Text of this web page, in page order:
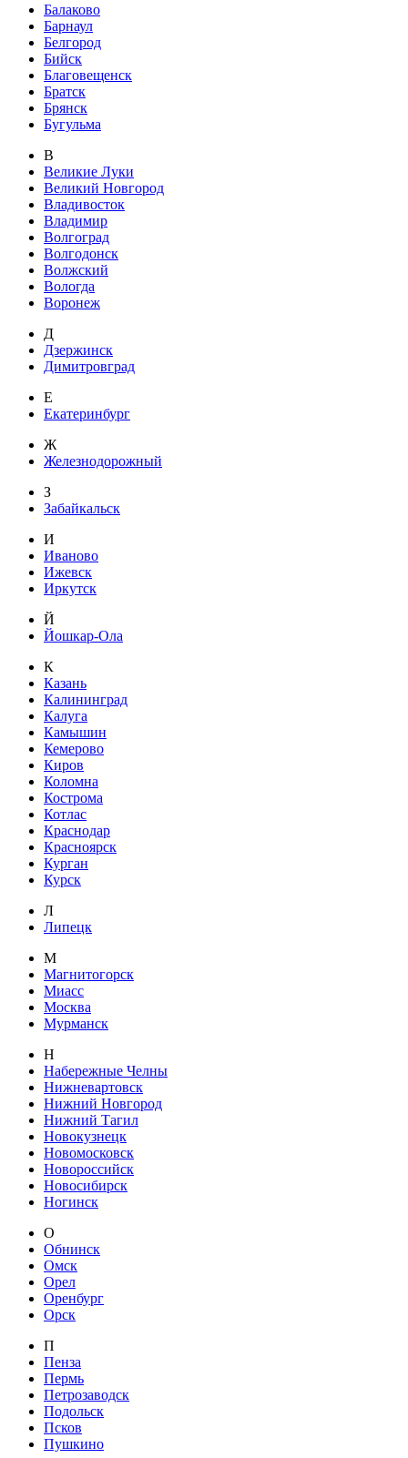
Балаково
Барнаул
Белгород
Бийск
Благовещенск
Братск
Брянск
Бугульма
В
Великие Луки
Великий Новгород
Владивосток
Владимир
Волгоград
Волгодонск
Волжский
Вологда
Воронеж
Д
Дзержинск
Димитровград
Е
Екатеринбург
Ж
Железнодорожный
З
Забайкальск
И
Иваново
Ижевск
Иркутск
Й
Йошкар-Ола
К
Казань
Калининград
Калуга
Камышин
Кемерово
Киров
Коломна
Кострома
Котлас
Краснодар
Красноярск
Курган
Курск
Л
Липецк
М
Магнитогорск
Миасс
Москва
Мурманск
Н
Набережные Челны
Нижневартовск
Нижний Новгород
Нижний Тагил
Новокузнецк
Новомосковск
Новороссийск
Новосибирск
Ногинск
О
Обнинск
Омск
Орел
Оренбург
Орск
П
Пенза
Пермь
Петрозаводск
Подольск
Псков
Пушкино